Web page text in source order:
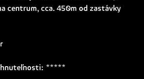
centrum, cca. 450m od zastávky
*****